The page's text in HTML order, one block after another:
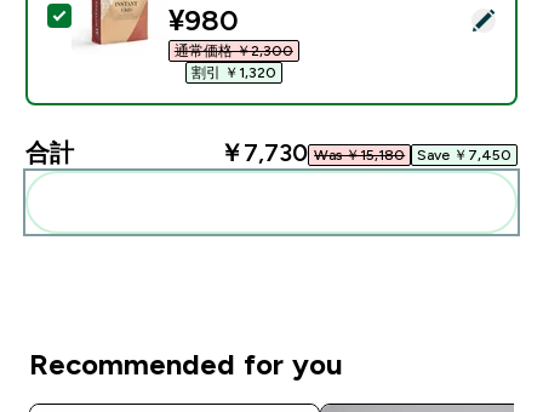
この商品を選択 - インスタント オーツ（粉末オート
discounted price
¥980‎
通常価格 ￥2,300‎
割引 ￥1,320‎
合計 ￥7,730‎ Was ￥15,180‎ Save ￥7,450‎
Recommended for you